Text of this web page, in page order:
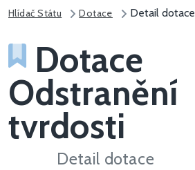
Hlídač Státu Dotace Detail dotace
Dotace
Odstranění
tvrdosti
Detail dotace